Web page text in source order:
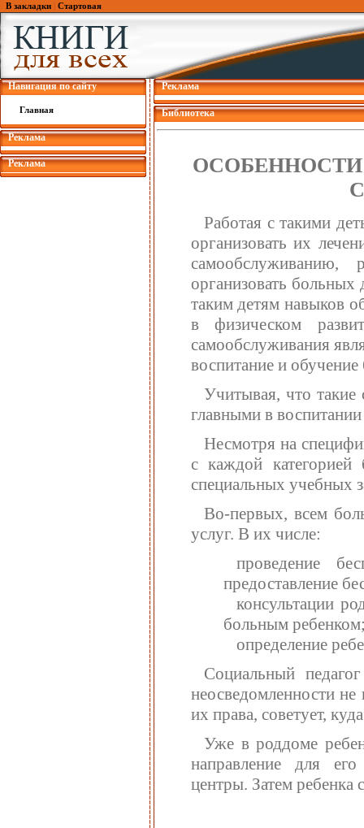
В закладки Стартовая
Навигация по сайту
Главная
Реклама
Реклама
Реклама
Библиотека
Работая с такими
организовать их
самообслуживанию,
организовать больных
таким детям навыков
в физическом
самообслуживания
воспитание и обучение
Учитывая, что такие
главными в
Несмотря на
с каждой
специальных учебных
Во-первых, всем
услуг. В их числе:
проведение
предоставление
консультации
больным
определение
Социальный
неосведомленности не
их права, советует,
Уже в роддоме
направление для
центры. Затем ребенка